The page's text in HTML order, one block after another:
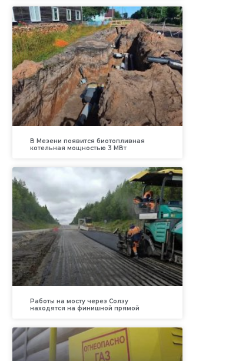
В Мезени появится биотопливная
котельная мощностью 3 МВт
Работы на мосту через Солзу
находятся на финишной прямой